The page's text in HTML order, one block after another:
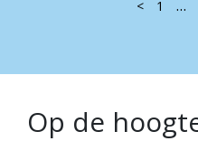
< 1 …
Op de